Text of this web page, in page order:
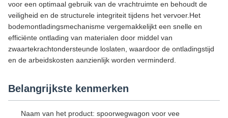
voor een optimaal gebruik van de vrachtruimte en behoudt de
veiligheid en de structurele integriteit tijdens het vervoer.Het
bodemontladingsmechanisme vergemakkelijkt een snelle en
efficiënte ontlading van materialen door middel van
zwaartekrachtondersteunde loslaten, waardoor de ontladingstijd
en de arbeidskosten aanzienlijk worden verminderd.
Belangrijkste kenmerken
Naam van het product: spoorwegwagon voor vee